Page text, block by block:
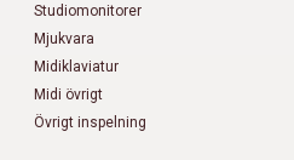
Studiomonitorer
Mjukvara
Midiklaviatur
Midi övrigt
Övrigt inspelning